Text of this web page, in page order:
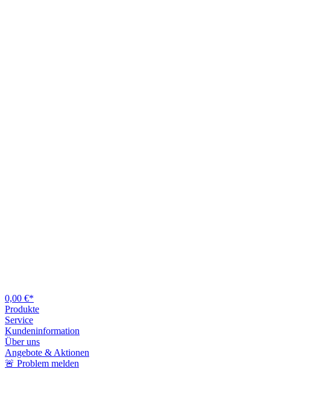
0,00 €*
Produkte
Service
Kundeninformation
Über uns
Angebote & Aktionen
🚨 Problem melden